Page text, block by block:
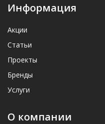
Скидка 30% на все
Добро пожаловать
Информация
Акции
Статьи
Проекты
Бренды
Услуги
О компании